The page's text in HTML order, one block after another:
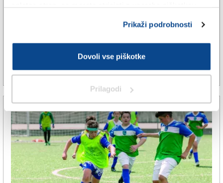
Prikaži podrobnosti
Dovoli vse piškotke
Prilagodi
skupnosti Boljunec in Gornji
konec
SPLETNO UREDNIŠTVO |9. maj 2026 | 9:22